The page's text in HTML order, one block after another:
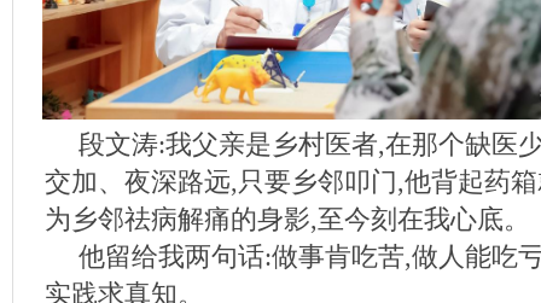
段文涛:我父亲是乡村医者,在那个缺医
交加、夜深路远,只要乡邻叩门,他背起药
为乡邻祛病解痛的身影,至今刻在我心底。
他留给我两句话:做事肯吃苦,做人能吃
实践求真知。